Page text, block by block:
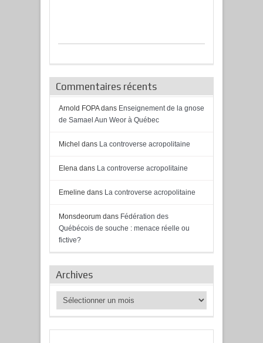
Commentaires récents
Arnold FOPAdans Enseignement de la gnose
de Samael Aun Weor à Québec
Michel dans La controverse acropolitaine
Elena dans La controverse acropolitaine
Emeline dans La controverse acropolitaine
Monsdeorum dans Fédération des
Québécois de souche : menace réelle ou
fictive?
Archives
Archives